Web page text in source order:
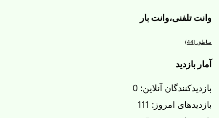
وانت تلفنی،وانت بار
مناطق (44)
آمار بازدید
بازدیدکنندگان آنلاین: 0
بازدیدهای امروز: 111